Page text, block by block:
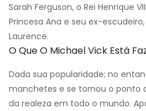
Sarah Ferguson, o Rei Henrique
Princesa Ana e seu ex-
Laurence.
O Que O Michael Vick Está
Dada sua popularidade; no
manchetes e se tornou o ponto
da realeza em todo o mundo.